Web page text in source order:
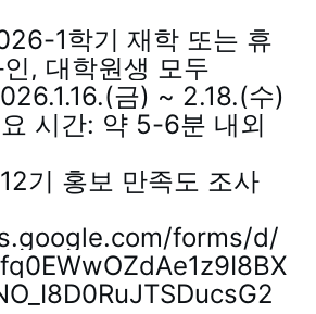
1학기 재학 또는 휴
, 대학원생 모두
금) ~ 2.18.(수)
시간: 약 5-6분 내외
기 홍보 만족도 조사
forms/d/